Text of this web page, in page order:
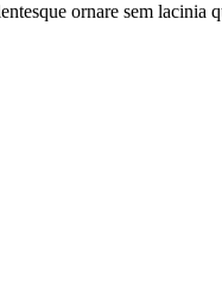
ornare sem lacinia